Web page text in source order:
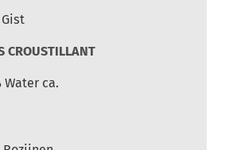
Gist
CROUSTILLANT
Water ca.